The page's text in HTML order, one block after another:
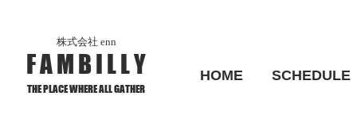
​株式会社 enn
F A M B I L L Y
​THE PLACE WHERE ALL GATHER
HOME SCHEDULE